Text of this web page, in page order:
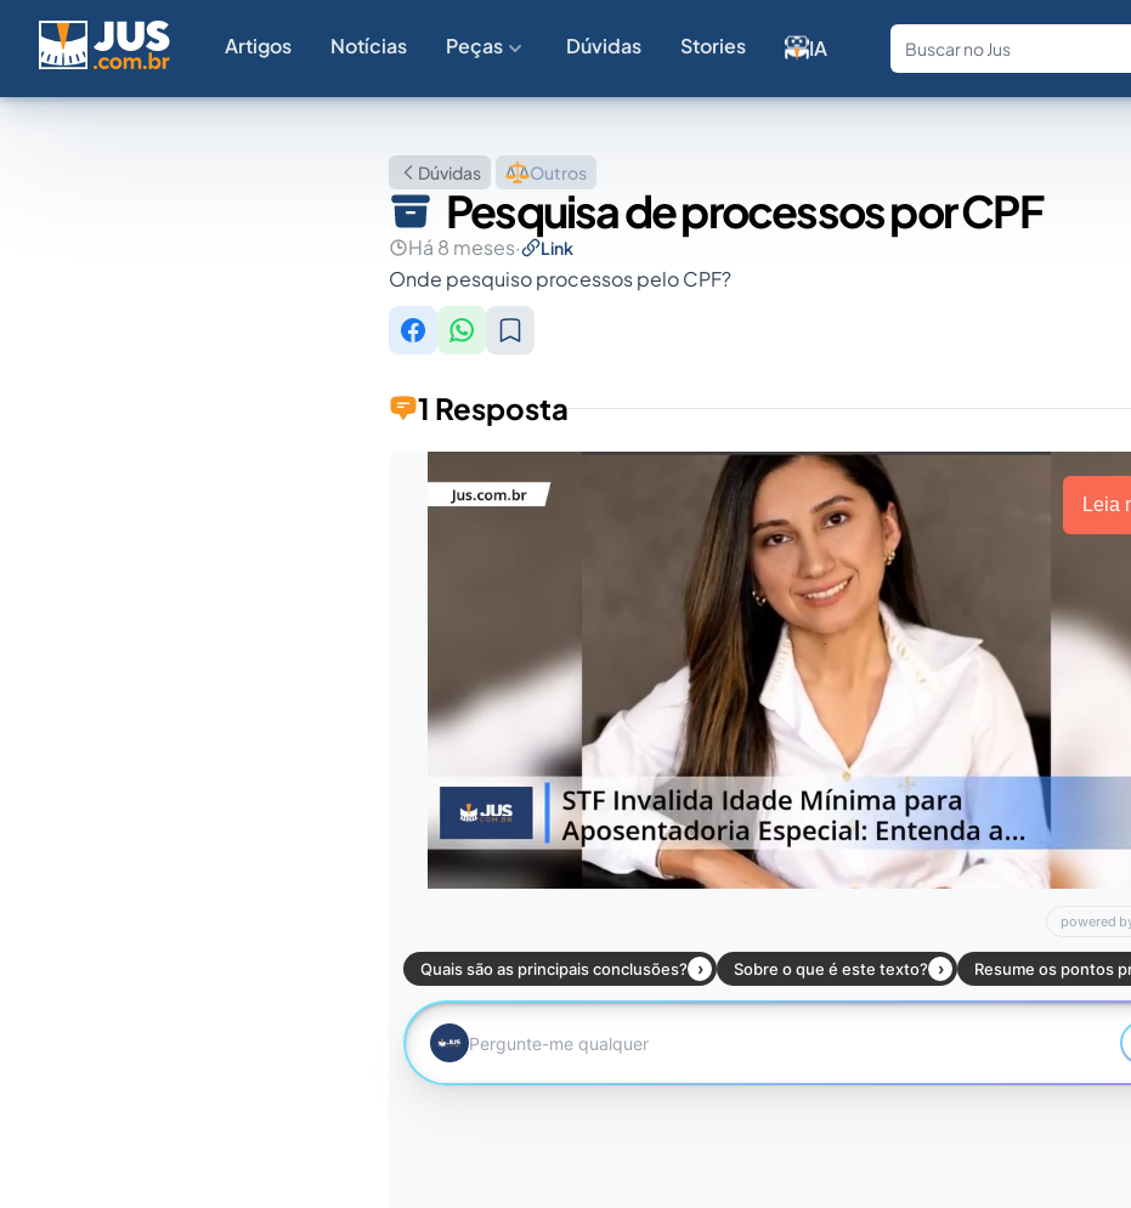
Artigos Notícias Peças Dúvidas Stories IA
Fale com a IA
Dúvidas Outros
Pesquisa de processos por CPF
Há 8 meses· Link
Onde pesquiso processos pelo CPF?
1 Resposta
Leia